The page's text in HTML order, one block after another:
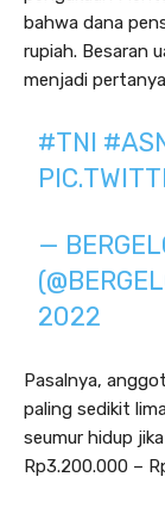
bahwa dana
rupiah. Besaran
menjadi
#TNI
—
2022
Pasalnya,
paling sedikit
seumur hidup
Rp3.200.000 –